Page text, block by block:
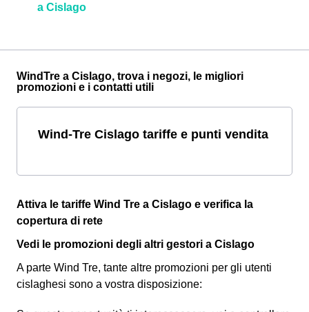
a Cislago
WindTre a Cislago, trova i negozi, le migliori
promozioni e i contatti utili
Wind-Tre Cislago tariffe e punti vendita
Attiva le tariffe Wind Tre a Cislago e verifica la
copertura di rete
Vedi le promozioni degli altri gestori a Cislago
A parte Wind Tre, tante altre promozioni per gli utenti
cislaghesi sono a vostra disposizione: